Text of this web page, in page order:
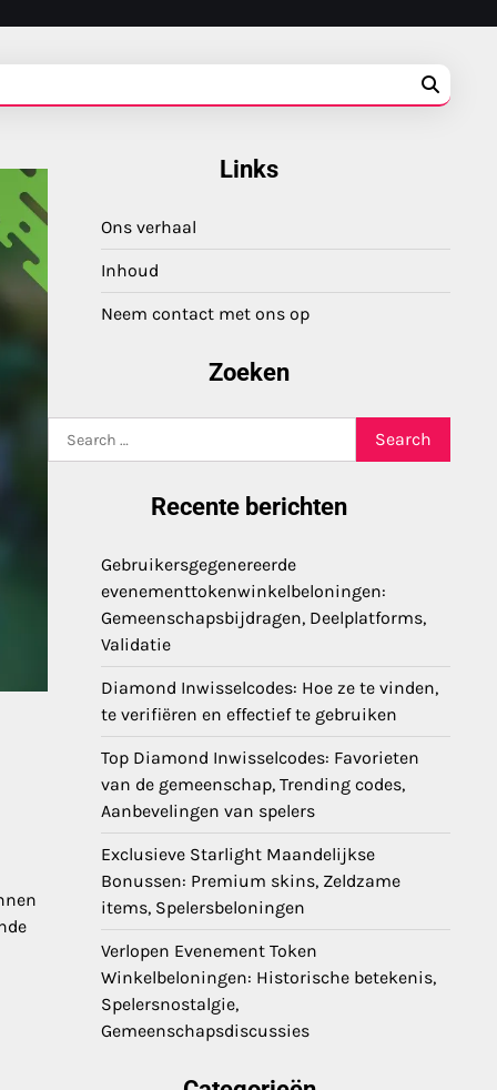
Links
Ons verhaal
Inhoud
Neem contact met ons op
Zoeken
for:
Recente berichten
Gebruikersgegenereerde
evenementtokenwinkelbeloningen:
Gemeenschapsbijdragen, Deelplatforms,
Validatie
Diamond Inwisselcodes: Hoe ze te vinden,
te verifiëren en effectief te gebruiken
Top Diamond Inwisselcodes: Favorieten
van de gemeenschap, Trending codes,
Aanbevelingen van spelers
Exclusieve Starlight Maandelijkse
Bonussen: Premium skins, Zeldzame
items, Spelersbeloningen
Verlopen Evenement Token
Winkelbeloningen: Historische betekenis,
Spelersnostalgie,
Gemeenschapsdiscussies